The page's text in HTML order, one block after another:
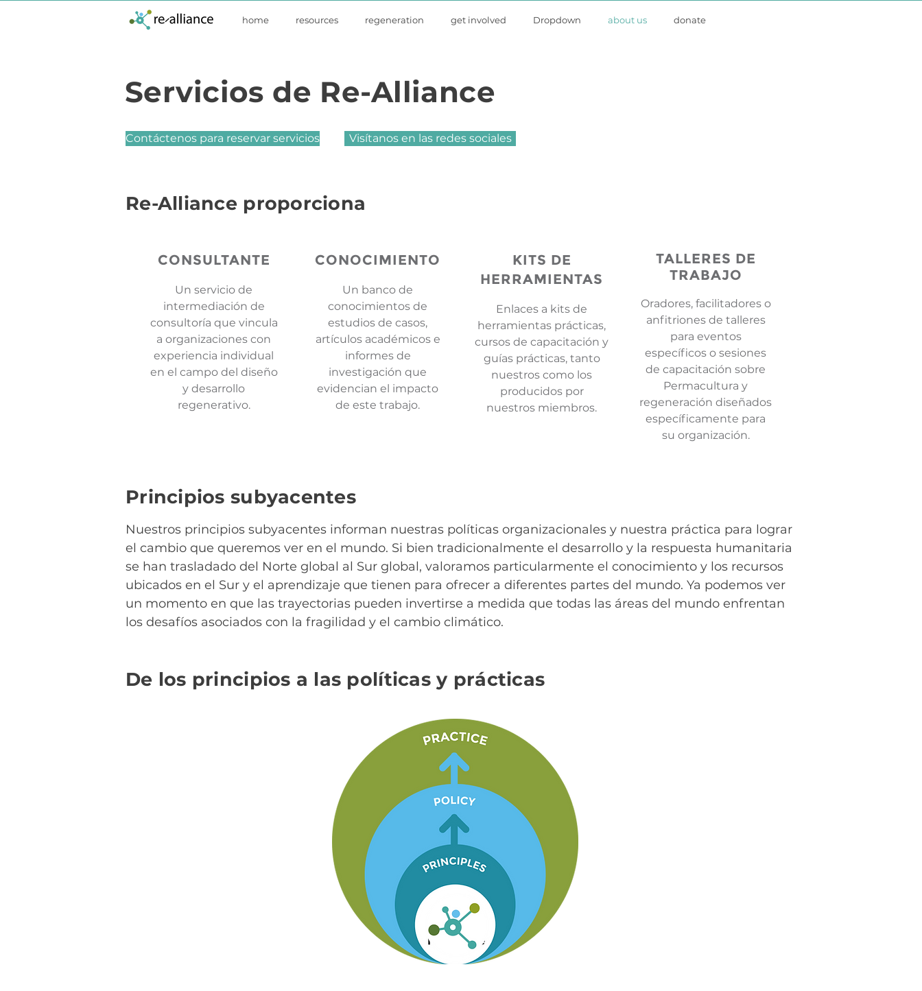
home resources regeneration get involved Dropdown about us donate
Servicios de Re-Alliance
Contáctenos para reservar servicios Visítanos en las redes sociales
Re-Alliance proporciona
CONSULTANTE
Un servicio de
intermediación de
consultoría que vincula
a organizaciones con
experiencia individual
en el campo del diseño
y desarrollo
regenerativo.
CONOCIMIENTO
Un banco de
conocimientos de
estudios de casos,
artículos académicos e
informes de
investigación que
evidencian el impacto
de este trabajo.
KITS DE
HERRAMIENTAS
Enlaces a kits de
herramientas prácticas,
cursos de capacitación y
guías prácticas, tanto
nuestros como los
producidos por
nuestros miembros.
TALLERES DE
TRABAJO
Oradores, facilitadores o
anfitriones de talleres
para eventos
específicos o sesiones
de capacitación sobre
Permacultura y
regeneración diseñados
específicamente para
su organización.
Principios subyacentes
Nuestros principios subyacentes informan nuestras políticas organizacionales y nuestra práctica para lograr
el cambio que queremos ver en el mundo. Si bien tradicionalmente el desarrollo y la respuesta humanitaria
se han trasladado del Norte global al Sur global, valoramos particularmente el conocimiento y los recursos
ubicados en el Sur y el aprendizaje que tienen para ofrecer a diferentes partes del mundo. Ya podemos ver
un momento en que las trayectorias pueden invertirse a medida que todas las áreas del mundo enfrentan
los desafíos asociados con la fragilidad y el cambio climático.
De los principios a las políticas y prácticas